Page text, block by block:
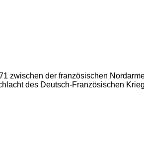
zwischen der französischen
des Deutsch-Französischen